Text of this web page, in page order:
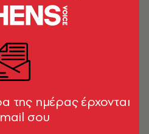
νέας
κοκαΐνη, αμφεταμίνες και
ο κίνδυνος για άτομα
της ημέρας έρχονται
σου